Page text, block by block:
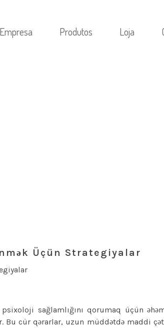
Empresa Produtos Loja
Üçün Strategiyalar
sağlamlığını qorumaq üçün
cür qərarlar, uzun müddətdə maddi